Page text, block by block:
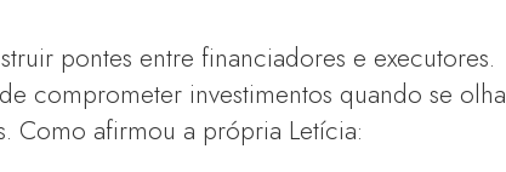
pontes entre financiadores e executores.
comprometer investimentos quando se olha
Como afirmou a própria Letícia: